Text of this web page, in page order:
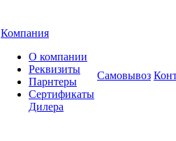
Компания
О компании
Реквизиты
Парнтеры
Сертификаты
Дилера
Самовывоз